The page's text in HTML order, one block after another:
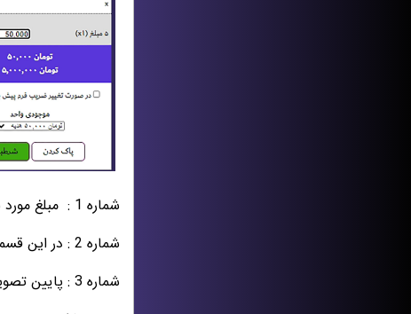
شماره 1 :
مبلغ
شماره 2 : در این قسمت
شماره 3 : پایین تصویر شرطبندی (